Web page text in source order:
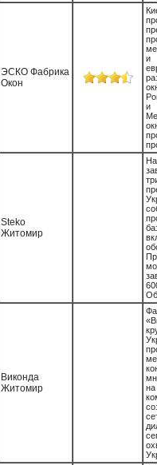
ЭСКО Фабрика
Окон
и
и
Steko
Житомир
Виконда
Житомир